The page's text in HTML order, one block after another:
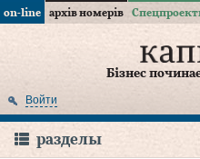
on-line архів номерів
Бізнес
Войти
разделы